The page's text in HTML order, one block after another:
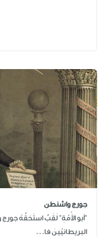
جورج واشنطن
"أبو الأُمّةِ" لَقَبٌ استَحَقَّهُ جورج
البريطانيّينَ فا...